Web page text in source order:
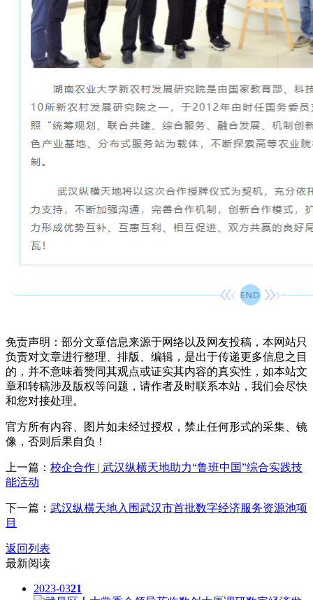
免责声明：部分文章信息来源于网络以及网友投稿，本网站只
负责对文章进行整理、排版、编辑，是出于传递更多信息之目
的，并不意味着赞同其观点或证实其内容的真实性，如本站文
章和转稿涉及版权等问题，请作者及时联系本站，我们会尽快
和您对接处理。
官方所有内容、图片如未经过授权，禁止任何形式的采集、镜
像，否则后果自负！
上一篇： 校企合作 | 武汉纵横天地助力“鲁班中国”综合实践技
能活动
下一篇： 武汉纵横天地入围武汉市首批数字经济服务资源池项
目
返回列表
最新阅读
2023-0321